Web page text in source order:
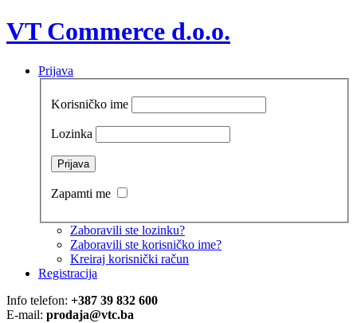
VT Commerce d.o.o.
Prijava
Korisničko ime
Lozinka
Zapamti me
Zaboravili ste lozinku?
Zaboravili ste korisničko ime?
Kreiraj korisnički račun
Registracija
Info telefon: +387 39 832 600
E-mail: prodaja@vtc.ba